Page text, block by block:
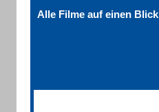
Alle Filme auf einen Blick